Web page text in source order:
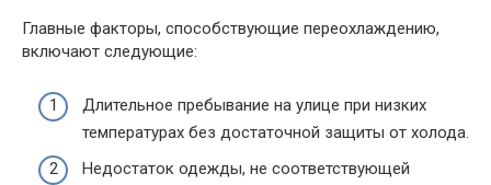
Главные факторы, способствующие переохлаждению,
включают следующие:
Длительное пребывание на улице при низких
температурах без достаточной защиты от холода.
Недостаток одежды, не соответствующей